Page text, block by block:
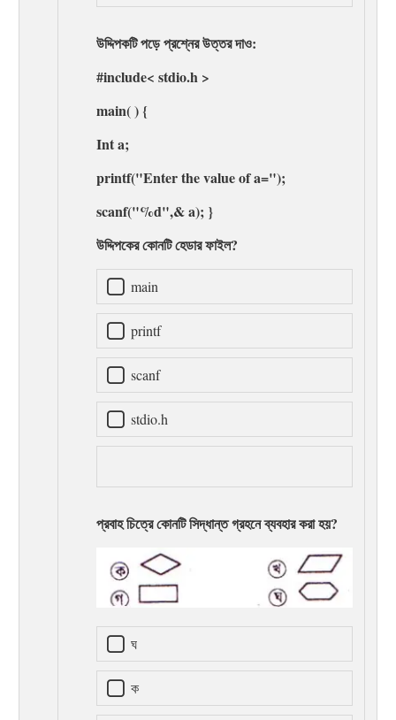
উদ্দিপকটি পড়ে প্রশ্নের উত্তর দাও:
#include< stdio.h >
main( ) {
Int a;
printf("Enter the value of a=");
scanf("%d",& a); }
উদ্দিপকের কোনটি হেডার ফাইল?
main
printf
scanf
stdio.h
প্রবাহ চিত্রে কোনটি সিদ্ধান্ত গ্রহনে ব্যবহার করা হয়?
ঘ
ক